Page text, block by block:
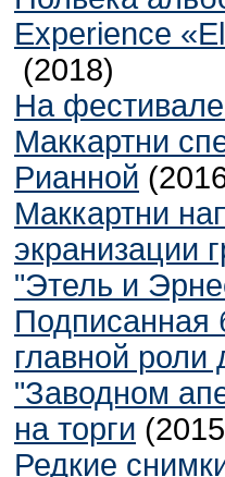
Experience
(2018)
На
Маккартни
Рианной
Маккартни
экранизации
"Этель и
Подписанная
главной
"Заводном
на торги
Редкие